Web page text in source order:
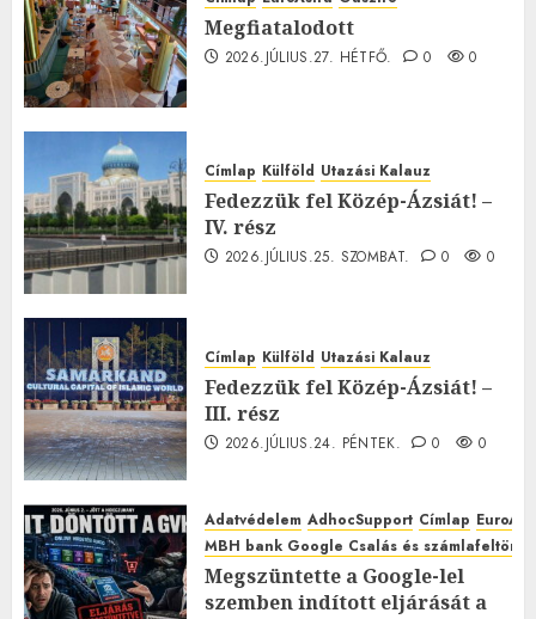
Megfiatalodott
2026.JÚLIUS.27. HÉTFŐ. 0 0
Címlap Külföld Utazási Kalauz
Fedezzük fel Közép-Ázsiát! –
IV. rész
2026.JÚLIUS.25. SZOMBAT. 0 0
Címlap Külföld Utazási Kalauz
Fedezzük fel Közép-Ázsiát! –
III. rész
2026.JÚLIUS.24. PÉNTEK. 0 0
Adatvédelem AdhocSupport Címlap
MBH bank Google Csalás és
Megszüntette a Google-lel
szemben indított eljárását a